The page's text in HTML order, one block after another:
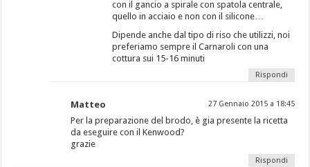
con il gancio a spirale con spatola centrale,
quello in acciaio e non con il silicone…
Dipende anche dal tipo di riso che utilizzi, noi
preferiamo sempre il Carnaroli con una
cottura sui 15-16 minuti
Rispondi
Matteo 27 Gennaio 2015 a 18:45
Per la preparazione del brodo, è gia presente la ricetta
da eseguire con il Kenwood?
grazie
Rispondi